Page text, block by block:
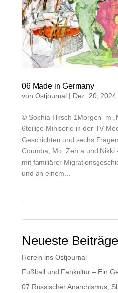
06 Made in Germany
von Ostjournal| Dez. 20, 2024
© Sophia Hirsch 1Morgen_m
6teilige Miniserie in der TV-
Geschichten und sechs
Coumba, Mo, Zehra und Nikki
mit familiärer
und an einem...
Neueste Beiträge
Herein ins Ostjournal
Fußball und Fankultur – Ein
07 Russischer Anarchismus,